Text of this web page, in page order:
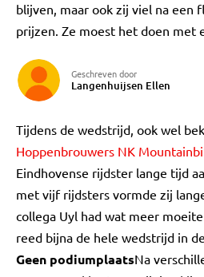
blijven, maar ook zij viel na een
prijzen. Ze moest het doen met
Geschreven door
Langenhuijsen Ellen
Tijdens de wedstrijd, ook wel
Hoppenbrouwers NK
Eindhovense rijdster lange tijd
met vijf rijdsters vormde zij
collega Uyl had wat meer
reed bijna de hele wedstrijd in
Geen podiumplaatsNa